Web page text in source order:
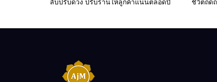
ลับปรับดวง ปรับร้านให้ลูกค้าแน่นตลอดปี
ชีวิตถด